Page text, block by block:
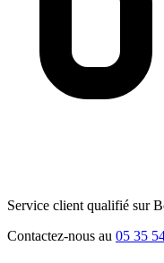
Service client qualifié sur
Contactez-nous au 05 35